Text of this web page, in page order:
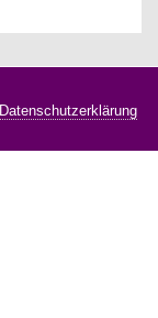
Datenschutzerklärung